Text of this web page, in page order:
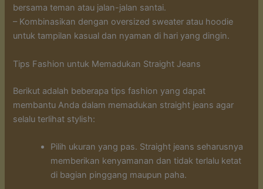
bersama teman atau jalan-jalan santai.
– Kombinasikan dengan oversized sweater atau hoodie
untuk tampilan kasual dan nyaman di hari yang dingin.
Tips Fashion untuk Memadukan Straight Jeans
Berikut adalah beberapa tips fashion yang dapat
membantu Anda dalam memadukan straight jeans agar
selalu terlihat stylish:
Pilih ukuran yang pas. Straight jeans seharusnya
memberikan kenyamanan dan tidak terlalu ketat
di bagian pinggang maupun paha.